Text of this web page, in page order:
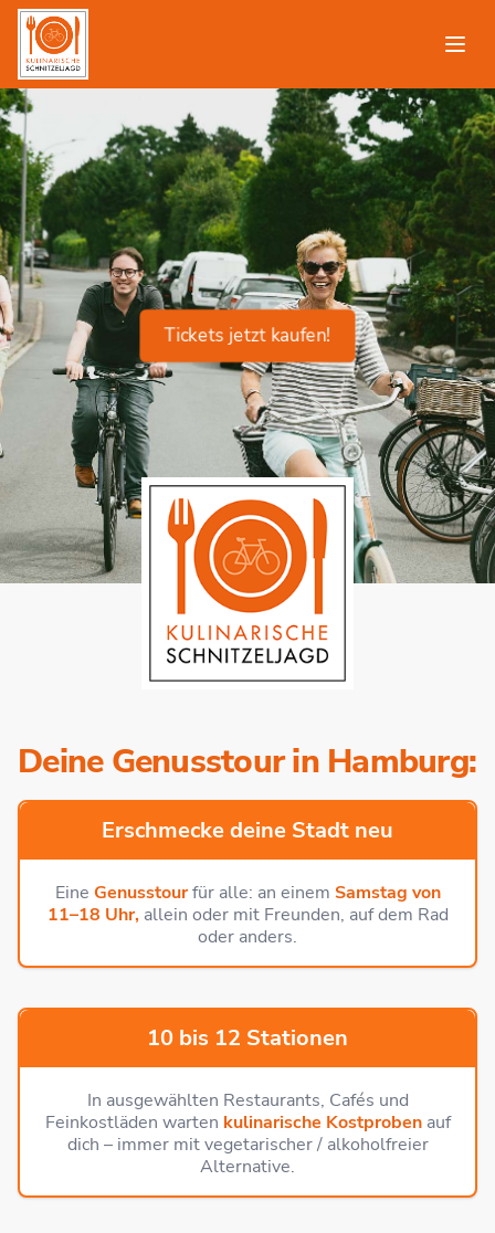
Tickets jetzt kaufen!
Deine Genusstour in Hamburg:
Erschmecke deine Stadt neu
Eine Genusstourfür alle: an einem Samstag von
11–18 Uhr,allein oder mit Freunden, auf dem Rad
oder anders.
10 bis 12 Stationen
In ausgewählten Restaurants, Cafés und
Feinkostläden warten kulinarische Kostprobenauf
dich – immer mit vegetarischer / alkoholfreier
Alternative.